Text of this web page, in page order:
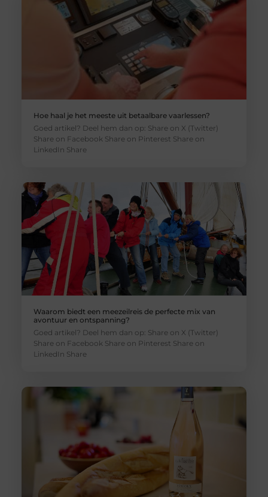
Hoe haal je het meeste uit betaalbare vaarlessen?
Goed artikel? Deel hem dan op: Share on X (Twitter)
Share on Facebook Share on Pinterest Share on
LinkedIn Share
Waarom biedt een meezeilreis de perfecte mix van
avontuur en ontspanning?
Goed artikel? Deel hem dan op: Share on X (Twitter)
Share on Facebook Share on Pinterest Share on
LinkedIn Share